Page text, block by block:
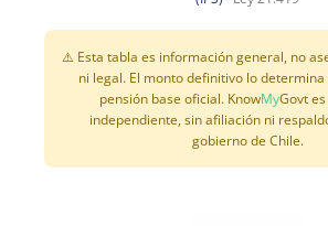
⚠️ Esta tabla es información general, no
ni legal. El monto definitivo lo determina
pensión base oficial. KnowMyGovt
independiente, sin afiliación ni
gobierno de Chile.